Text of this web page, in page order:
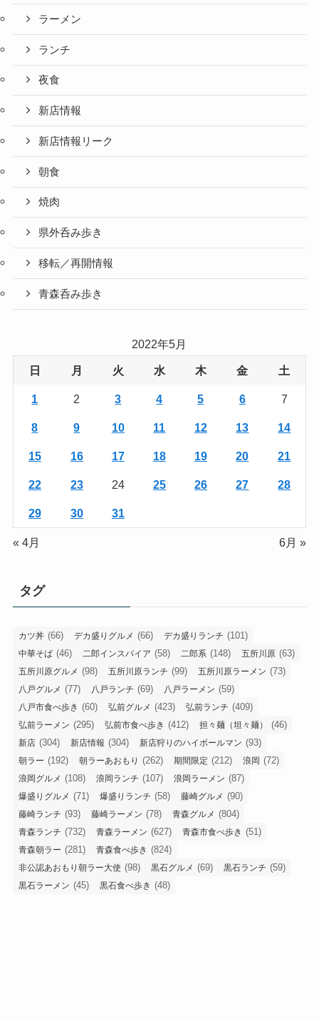
ラーメン
ランチ
夜食
新店情報
新店情報リーク
朝食
焼肉
県外呑み歩き
移転／再開情報
青森呑み歩き
2022年5月
日 月 火 水 木 金 土
1 2 3 4 5 6 7
8 9 10 11 12 13 14
15 16 17 18 19 20 21
22 23 24 25 26 27 28
29 30 31
« 4月 6月 »
タグ
カツ丼 (66) デカ盛りグルメ (66) デカ盛りランチ (101)
中華そば (46) 二郎インスパイア (58) 二郎系 (148) 五所川原 (63)
五所川原グルメ (98) 五所川原ランチ (99) 五所川原ラーメン (73)
八戸グルメ (77) 八戸ランチ (69) 八戸ラーメン (59)
八戸市食べ歩き (60) 弘前グルメ (423) 弘前ランチ (409)
弘前ラーメン (295) 弘前市食べ歩き (412) 担々麺（坦々麺） (46)
新店 (304) 新店情報 (304) 新店狩りのハイボールマン (93)
朝ラー (192) 朝ラーあおもり (262) 期間限定 (212) 浪岡 (72)
浪岡グルメ (108) 浪岡ランチ (107) 浪岡ラーメン (87)
爆盛りグルメ (71) 爆盛りランチ (58) 藤崎グルメ (90)
藤崎ランチ (93) 藤崎ラーメン (78) 青森グルメ (804)
青森ランチ (732) 青森ラーメン (627) 青森市食べ歩き (51)
青森朝ラー (281) 青森食べ歩き (824)
非公認あおもり朝ラー大使 (98) 黒石グルメ (69) 黒石ランチ (59)
黒石ラーメン (45) 黒石食べ歩き (48)